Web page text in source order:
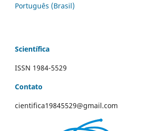
Português (Brasil)
Scientífica
ISSN 1984-5529
Contato
cientifica19845529@gmail.com